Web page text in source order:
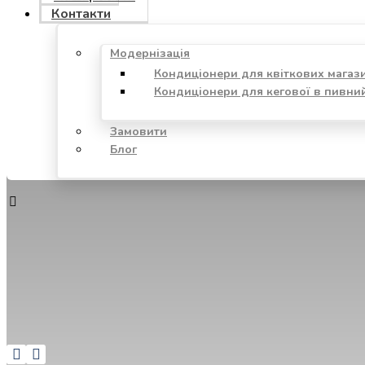
Контакти
Модернізація
Кондиціонери для квіткових
Кондиціонери для кегової в
Замовити
Блог